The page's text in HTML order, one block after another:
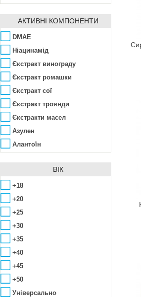
Aubrey
Avalon Organics
Babe Laboratorios
Bandi Cosmetics
Bellefontaine
Bellitas
Benton
Bio-Logical
Bioearth
BioLab Estetic
Canaan Dead Sea
Care & Beauty Line
Chantarelle
Christian Dior
CHRISTINA
Clarena
Clinians
CLIV
Cosmetex Roland
АКТИВНІ КОМПОНЕНТИ
DMAE
Hіацинамід
Єкстракт винограду
Єкстракт ромашки
Єкстракт сої
Єкстракт троянди
Єкстракти масел
Азулен
Алантоїн
Аргінін
Аскорбінова кислота
Біозолото
Бджолиний віск
Бисаболол
Вітамін B
Вітамін C
Вітамін А (Ретинол)
Вітамін Е
ВІК
+18
+20
+25
+30
+35
+40
+45
+50
Універсально